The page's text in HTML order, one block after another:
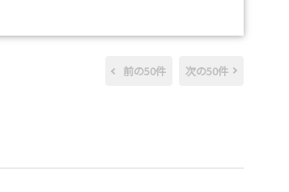
前の50件 次の50件